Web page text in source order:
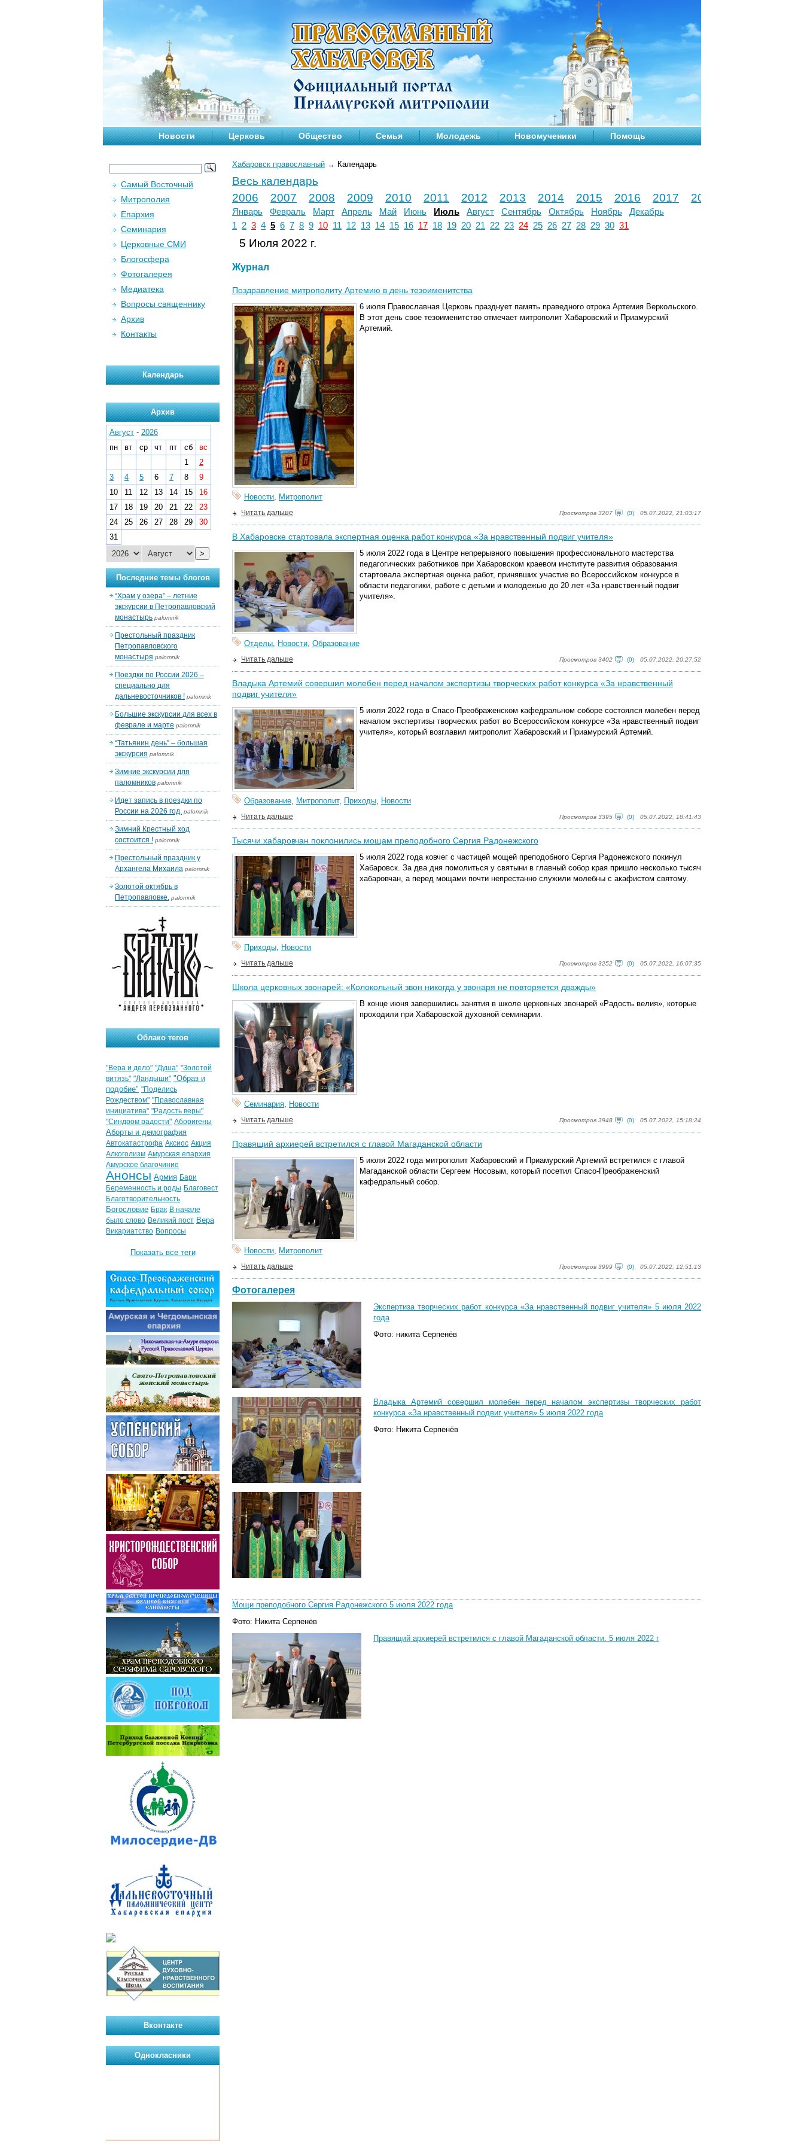
Новости Церковь Общество Семья Молодежь Новомученики Помощь
Хабаровск православный → Календарь
Весь календарь
2006
2007 2008 2009 2010 2011 2012 2013 2014 2015 2016 2017 2018
Январь Февраль Март Апрель Май Июнь Июль Август Сентябрь Октябрь Ноябрь
Декабрь
1
2 3 4 5 6 7 8 9 10 11 12 13 14 15 16 17 18 19 20 21 22 23 24 25 26 27 28 29 30 31
5 Июля 2022 г.
Журнал
Поздравление митрополиту Артемию в день тезоименитства
6 июля Православная Церковь празднует память праведного отрока Артемия Веркольского.
В этот день свое тезоименитство отмечает митрополит Хабаровский и Приамурский
Артемий.
Новости, Митрополит
Просмотров 3207 (0) 05.07.2022, 21:03:17
Читать дальше
В Хабаровске стартовала экспертная оценка работ конкурса «За нравственный подвиг учителя»
5 июля 2022 года в Центре непрерывного повышения профессионального мастерства
педагогических работников при Хабаровском краевом институте развития образования
стартовала экспертная оценка работ, принявших участие во Всероссийском конкурсе в
области педагогики, работе с детьми и молодежью до 20 лет «За нравственный подвиг
учителя».
Отделы, Новости, Образование
Просмотров 3402 (0) 05.07.2022, 20:27:52
Читать дальше
Владыка Артемий совершил молебен перед началом экспертизы творческих работ конкурса «За нравственный
подвиг учителя»
5 июля 2022 года в Спасо-Преображенском кафедральном соборе состоялся молебен перед
началом экспертизы творческих работ во Всероссийском конкурсе «За нравственный подвиг
учителя», который возглавил митрополит Хабаровский и Приамурский Артемий.
Образование, Митрополит, Приходы, Новости
Просмотров 3395 (0) 05.07.2022, 18:41:43
Читать дальше
Тысячи хабаровчан поклонились мощам преподобного Сергия Радонежского
5 июля 2022 года ковчег с частицей мощей преподобного Сергия Радонежского покинул
Хабаровск. За два дня помолиться у святыни в главный собор края пришло несколько тысяч
хабаровчан, а перед мощами почти непрестанно служили молебны с акафистом святому.
Приходы, Новости
Просмотров 3252 (0) 05.07.2022, 16:07:35
Читать дальше
Школа церковных звонарей: «Колокольный звон никогда у звонаря не повторяется дважды»
В конце июня завершились занятия в школе церковных звонарей «Радость велия», которые
проходили при Хабаровской духовной семинарии.
Семинария, Новости
Просмотров 3948 (0) 05.07.2022, 15:18:24
Читать дальше
Правящий архиерей встретился с главой Магаданской области
5 июля 2022 года митрополит Хабаровский и Приамурский Артемий встретился с главой
Магаданской области Сергеем Носовым, который посетил Спасо-Преображенский
кафедральный собор.
Новости, Митрополит
Просмотров 3999 (0) 05.07.2022, 12:51:13
Читать дальше
Фотогалерея
Экспертиза творческих работ конкурса «За нравственный подвиг учителя» 5 июля 2022
года
Фото: никита Серпенёв
Владыка Артемий совершил молебен перед началом экспертизы творческих работ
конкурса «За нравственный подвиг учителя» 5 июля 2022 года
Фото: Никита Серпенёв
Мощи преподобного Сергия Радонежского 5 июля 2022 года
Фото: Никита Серпенёв
Правящий архиерей встретился с главой Магаданской области. 5 июля 2022 г
Самый Восточный
Митрополия
Епархия
Семинария
Церковные СМИ
Блогосфера
Фотогалерея
Медиатека
Вопросы священнику
Архив
Контакты
Календарь
Архив
Август - 2026
пн
вт ср чт пт сб
вс
1
2
3
4 5 6 7 8
9
10
11 12 13 14 15
16
17
18 19 20 21 22
23
24
25 26 27 28 29
30
31
>
Последние темы блогов
“Храм у озера” – летние
экскурсии в Петропавловский
монастырь palomnik
Престольный праздник
Петропавловского
монастыря palomnik
Поездки по России 2026 –
специально для
дальневосточников ! palomnik
Большие экскурсии для всех в
феврале и марте palomnik
“Татьянин день” – большая
экскурсия palomnik
Зимние экскурсии для
паломников palomnik
Идет запись в поездки по
России на 2026 год. palomnik
Зимний Крестный ход
состоится ! palomnik
Престольный праздник у
Архангела Михаила palomnik
Золотой октябрь в
Петропавловке. palomnik
Облако тегов
"Вера и дело" "Душа" "Золотой
витязь" "Ландыши" "Образ и
подобие" "Поделись
Рождеством" "Православная
инициатива" "Радость веры"
"Синдром радости" Аборигены
Аборты и демография
Автокатастрофа Аксиос Акция
Алкоголизм Амурская епархия
Амурское благочиние
Анонсы Армия Бари
Беременность и роды Благовест
Благотворительность
Богословие Брак В начале
было слово Великий пост Вера
Викариатство Вопросы
Показать все теги
Вконтакте
Однокласники